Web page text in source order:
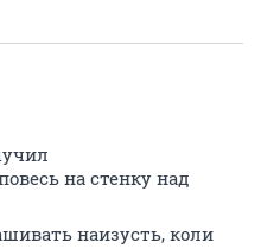
на стенку над
наизусть, коли